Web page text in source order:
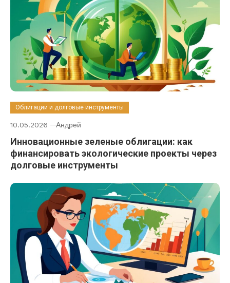
Облигации и долговые инструменты
10.05.2026 Андрей
Инновационные зеленые облигации: как
финансировать экологические проекты через
долговые инструменты